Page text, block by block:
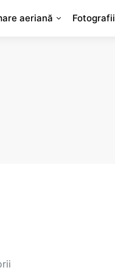
aeriană Fotografii